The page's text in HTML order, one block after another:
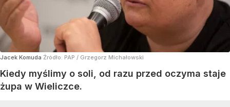
Jacek Komuda Źródło: PAP / Grzegorz Michałowski
Kiedy myślimy o soli, od razu przed oczyma staje
żupa w Wieliczce.